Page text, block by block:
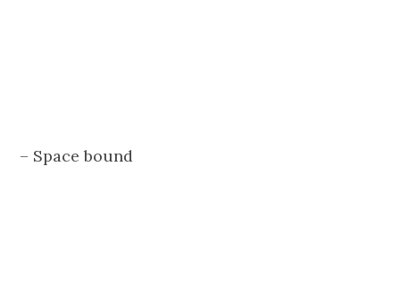
– Space bound